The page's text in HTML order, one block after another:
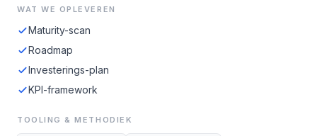
WAT WE OPLEVEREN
Maturity-scan
Roadmap
Investerings-plan
KPI-framework
TOOLING & METHODIEK